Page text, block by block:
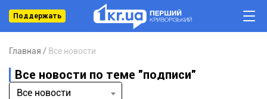
Поддержать
Главная Все новости
Все новости по теме "подписи"
Все новости